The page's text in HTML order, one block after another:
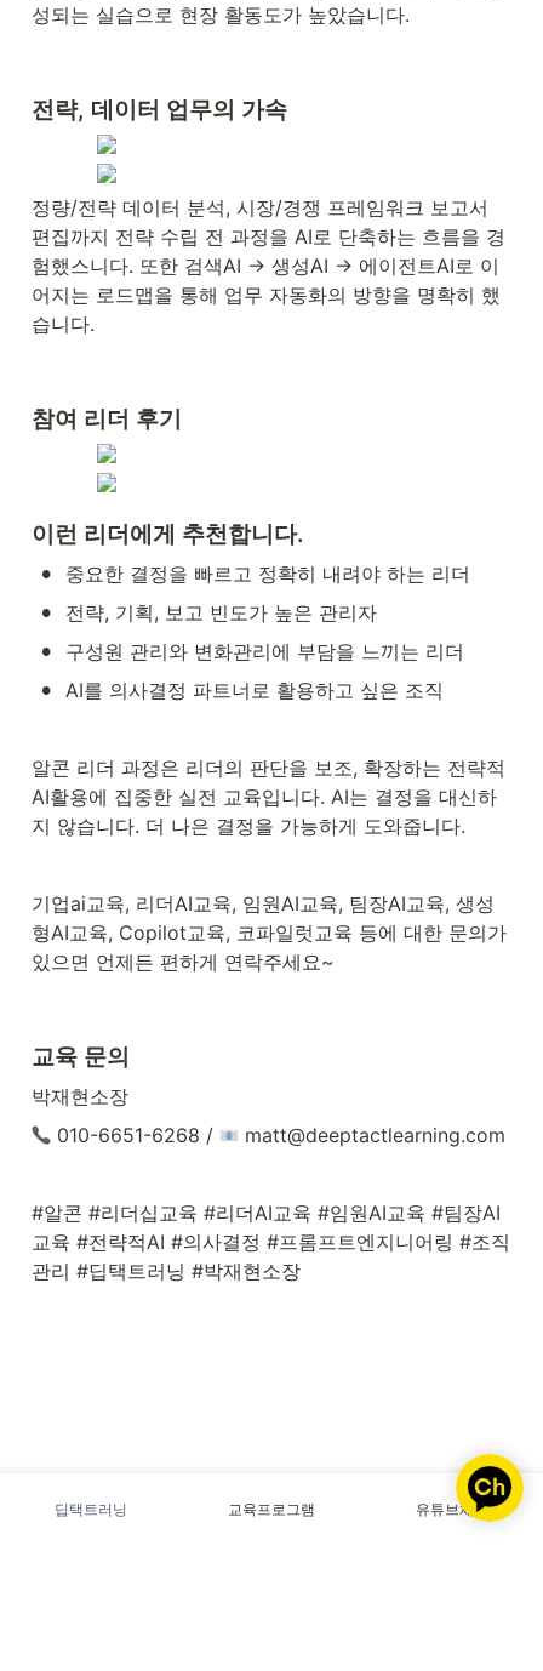
성되는 실습으로 현장 활동도가 높았습니다.
전략, 데이터 업무의 가속
정량/전략 데이터 분석, 시장/경쟁 프레임워크 보고서
편집까지 전략 수립 전 과정을 AI로 단축하는 흐름을 경
험했스니다. 또한 검색AI → 생성AI → 에이전트AI로 이
어지는 로드맵을 통해 업무 자동화의 방향을 명확히 했
습니다.
참여 리더 후기
이런 리더에게 추천합니다.
• 중요한 결정을 빠르고 정확히 내려야 하는 리더
• 전략, 기획, 보고 빈도가 높은 관리자
• 구성원 관리와 변화관리에 부담을 느끼는 리더
• AI를 의사결정 파트너로 활용하고 싶은 조직
알콘 리더 과정은 리더의 판단을 보조, 확장하는 전략적
AI활용에 집중한 실전 교육입니다. AI는 결정을 대신하
지 않습니다. 더 나은 결정을 가능하게 도와줍니다.
기업ai교육, 리더AI교육, 임원AI교육, 팀장AI교육, 생성
형AI교육, Copilot교육, 코파일럿교육 등에 대한 문의가
있으면 언제든 편하게 연락주세요~
교육 문의
박재현소장
010-6651-6268 /
matt@deeptactlearning.com
#알콘 #리더십교육 #리더AI교육 #임원AI교육 #팀장AI
교육 #전략적AI #의사결정 #프롬프트엔지니어링 #조직
관리 #딥택트러닝 #박재현소장
딥택트러닝 교육프로그램 유튜브채널